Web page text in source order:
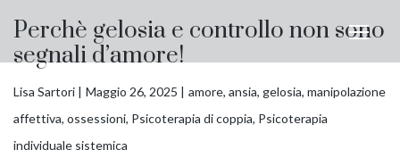
Perchè gelosia e controllo non sono
segnali d’amore!
Lisa Sartori Maggio 26, 2025 amore, ansia, gelosia, manipolazione
affettiva, ossessioni, Psicoterapia di coppia, Psicoterapia
individuale sistemica